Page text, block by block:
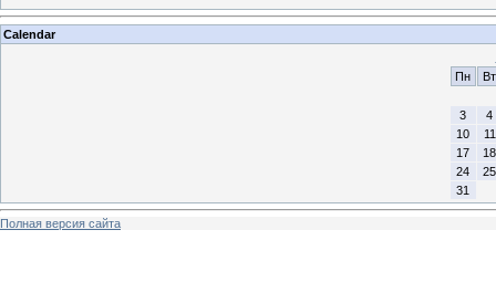
Calendar
Пн
Вт
3
4
10
11
17
18
24
25
31
Полная версия сайта